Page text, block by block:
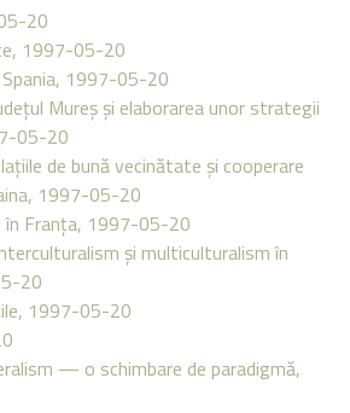
20
1997-05-20
1997-05-20
Mureş şi elaborarea unor strategii
05-20
de bună vecinătate şi cooperare
1997-05-20
în Franţa, 1997-05-20
şi multiculturalism în
20
1997-05-20
— o schimbare de paradigmă,